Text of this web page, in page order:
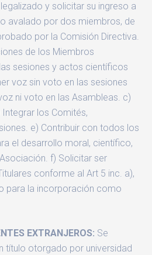
y solicitar su ingreso a
avalado por dos miembros, de
por la Comisión Directiva.
de los Miembros
sesiones y actos científicos
voz sin voto en las sesiones
ni voto en las Asambleas. c)
los Comités,
e) Contribuir con todos los
el desarrollo moral, científico,
f) Solicitar ser
conforme al Art 5 inc. a),
para la incorporación como
EXTRANJEROS: Se
título otorgado por universidad